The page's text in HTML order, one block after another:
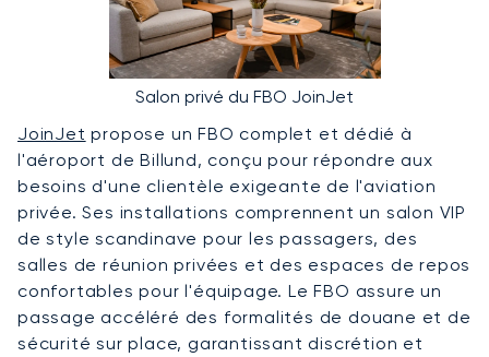
Salon privé du FBO JoinJet
JoinJet propose un FBO complet et dédié à
l'aéroport de Billund, conçu pour répondre aux
besoins d'une clientèle exigeante de l'aviation
privée. Ses installations comprennent un salon VIP
de style scandinave pour les passagers, des
salles de réunion privées et des espaces de repos
confortables pour l'équipage. Le FBO assure un
passage accéléré des formalités de douane et de
sécurité sur place, garantissant discrétion et